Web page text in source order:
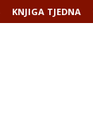
KNJIGA TJEDNA